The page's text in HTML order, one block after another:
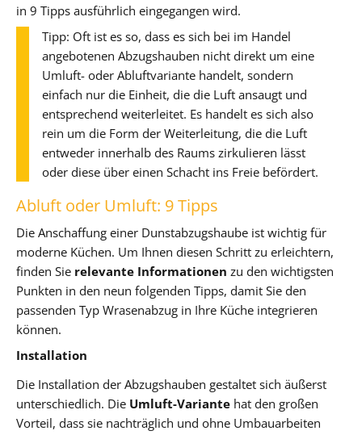
in 9 Tipps ausführlich eingegangen wird.
Tipp: Oft ist es so, dass es sich bei im Handel
angebotenen Abzugshauben nicht direkt um eine
Umluft- oder Abluftvariante handelt, sondern
einfach nur die Einheit, die die Luft ansaugt und
entsprechend weiterleitet. Es handelt es sich also
rein um die Form der Weiterleitung, die die Luft
entweder innerhalb des Raums zirkulieren lässt
oder diese über einen Schacht ins Freie befördert.
Abluft oder Umluft: 9 Tipps
Die Anschaffung einer Dunstabzugshaube ist wichtig für
moderne Küchen. Um Ihnen diesen Schritt zu erleichtern,
finden Sie relevante Informationen zu den wichtigsten
Punkten in den neun folgenden Tipps, damit Sie den
passenden Typ Wrasenabzug in Ihre Küche integrieren
können.
Installation
Die Installation der Abzugshauben gestaltet sich äußerst
unterschiedlich. Die Umluft-Variante hat den großen
Vorteil, dass sie nachträglich und ohne Umbauarbeiten